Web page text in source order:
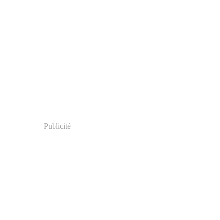
Publicité